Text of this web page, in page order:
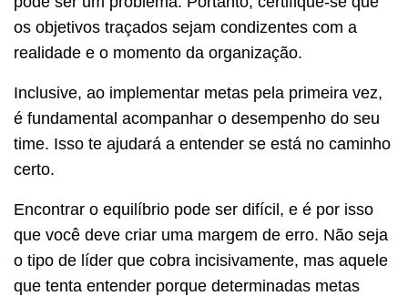
os objetivos traçados sejam condizentes com a
realidade e o momento da organização.
Inclusive, ao implementar metas pela primeira vez,
é fundamental acompanhar o desempenho do seu
time. Isso te ajudará a entender se está no caminho
certo.
Encontrar o equilíbrio pode ser difícil, e é por isso
que você deve criar uma margem de erro. Não seja
o tipo de líder que cobra incisivamente, mas aquele
que tenta entender porque determinadas metas